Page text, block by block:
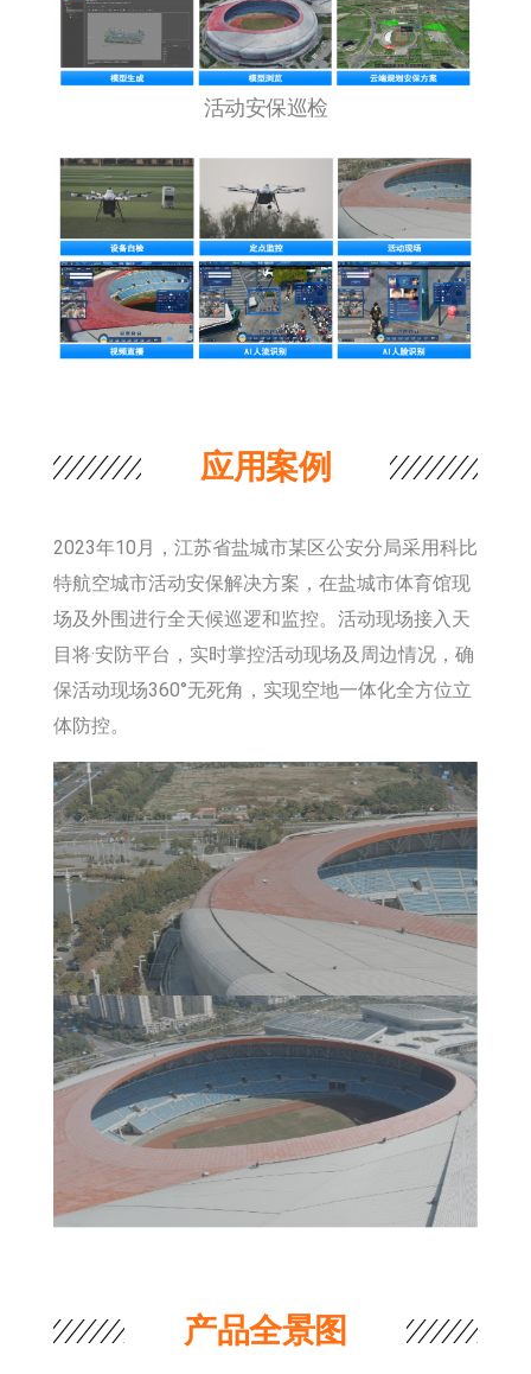
活动安保巡检
应用案例
2023年10月，江苏省盐城市某区公安分局采用科比
特航空城市活动安保解决方案，在盐城市体育馆现
场及外围进行全天候巡逻和监控。活动现场接入天
目将·安防平台，实时掌控活动现场及周边情况，确
保活动现场360°无死角，实现空地一体化全方位立
体防控。
产品全景图